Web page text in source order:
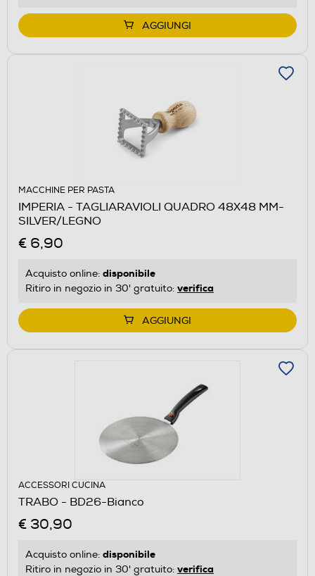
AGGIUNGI
MACCHINE PER PASTA
IMPERIA - TAGLIARAVIOLI QUADRO 48X48 MM-
SILVER/LEGNO
€ 6,90
Acquisto online: disponibile
Ritiro in negozio in 30' gratuito: verifica
AGGIUNGI
ACCESSORI CUCINA
TRABO - BD26-Bianco
€ 30,90
Acquisto online: disponibile
Ritiro in negozio in 30' gratuito: verifica